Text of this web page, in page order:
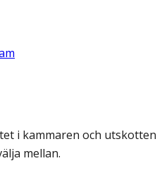
i kammaren och utskotten
mellan.